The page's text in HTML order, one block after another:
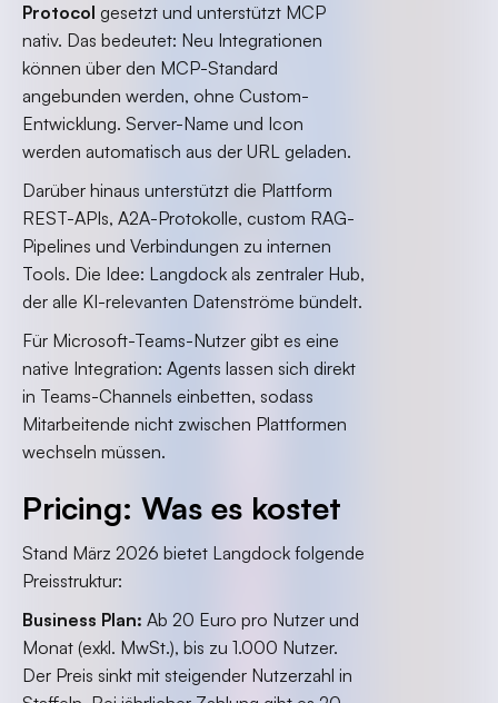
Protocol gesetzt und unterstützt MCP
nativ. Das bedeutet: Neu Integrationen
können über den MCP-Standard
angebunden werden, ohne Custom-
Entwicklung. Server-Name und Icon
werden automatisch aus der URL geladen.
Darüber hinaus unterstützt die Plattform
REST-APIs, A2A-Protokolle, custom RAG-
Pipelines und Verbindungen zu internen
Tools. Die Idee: Langdock als zentraler Hub,
der alle KI-relevanten Datenströme bündelt.
Für Microsoft-Teams-Nutzer gibt es eine
native Integration: Agents lassen sich direkt
in Teams-Channels einbetten, sodass
Mitarbeitende nicht zwischen Plattformen
wechseln müssen.
Pricing: Was es kostet
Stand März 2026 bietet Langdock folgende
Preisstruktur:
Business Plan: Ab 20 Euro pro Nutzer und
Monat (exkl. MwSt.), bis zu 1.000 Nutzer.
Der Preis sinkt mit steigender Nutzerzahl in